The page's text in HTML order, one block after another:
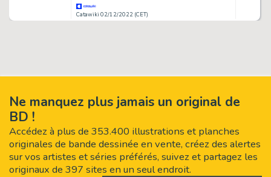
Catawiki 02/12/2022 (CET)
Ne manquez plus jamais un original de
BD !
Accédez à plus de 353.400 illustrations et planches
originales de bande dessinée en vente, créez des alertes
sur vos artistes et séries préférés, suivez et partagez les
originaux de 397 sites en un seul endroit.